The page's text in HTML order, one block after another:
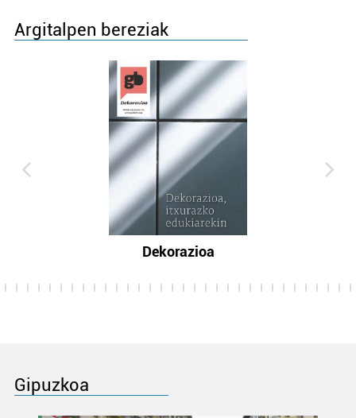
Argitalpen bereziak
Dekorazioa
Gipuzkoa